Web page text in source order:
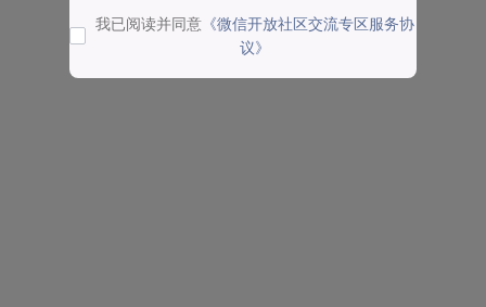
我已阅读并同意 《微信开放社区交流专区服务协
议》